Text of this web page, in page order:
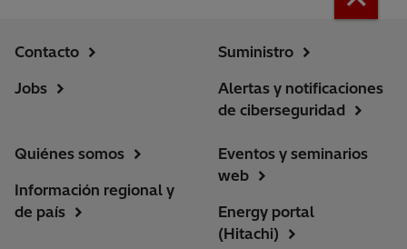
Contacto
Jobs
Suministro
Alertas y notificaciones
de ciberseguridad
Quiénes somos
Información regional y
de país
Eventos y seminarios
web
Energy portal
(Hitachi)